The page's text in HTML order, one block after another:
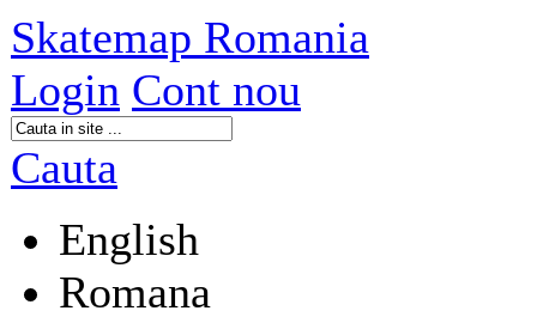
Skatemap Romania
Login Cont nou
Cauta
English
Romana